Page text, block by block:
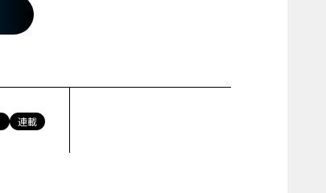
連載